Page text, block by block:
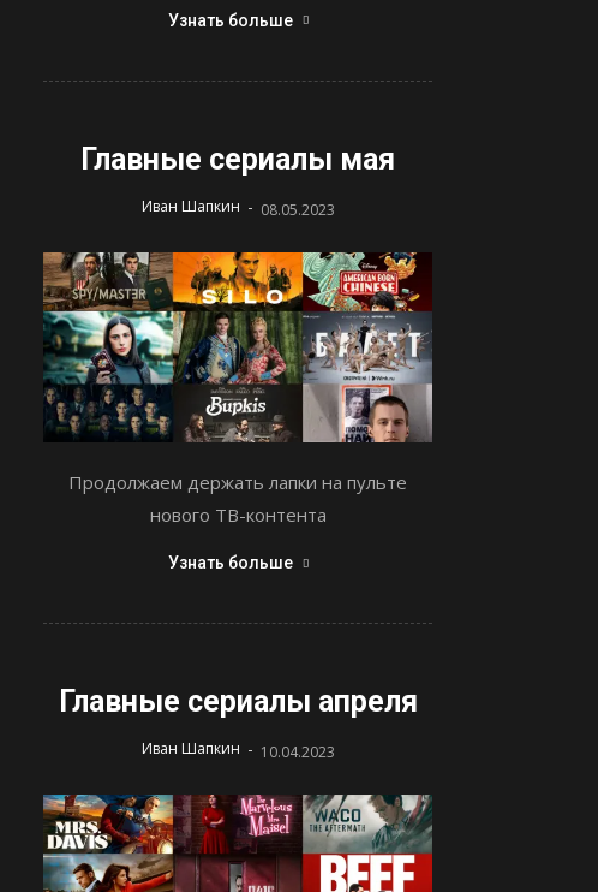
Узнать больше
Главные сериалы мая
Иван Шапкин - 08.05.2023
Продолжаем держать лапки на пульте
нового ТВ-контента
Узнать больше
Главные сериалы апреля
Иван Шапкин - 10.04.2023